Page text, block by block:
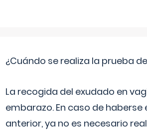
¿Cuándo se realiza la prueba
La recogida del exudado en
embarazo. En caso de
anterior, ya no es necesario